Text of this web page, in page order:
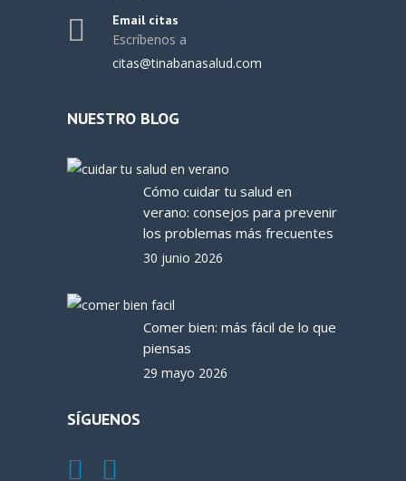
Email citas
Escríbenos a
citas@tinabanasalud.com
NUESTRO BLOG
Cómo cuidar tu salud en
verano: consejos para prevenir
los problemas más frecuentes
30 junio 2026
Comer bien: más fácil de lo que
piensas
29 mayo 2026
SÍGUENOS